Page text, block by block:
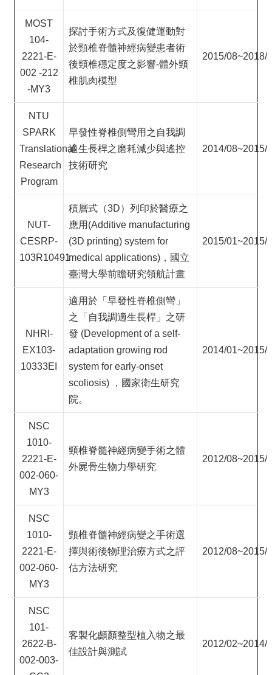
MOST
104-
2221-E-
002 -212
-MY3
探討手術方式及復健運動對
於頸椎脊髓神經病變患者術
後頸椎穩定度之影響-體外頸
椎肌肉模型
2015/08~2018/
NTU
SPARK
Translational
Research
Program
早發性脊椎側彎用之自我調
適生長桿之磨耗減少與遙控
技術研究
2014/08~2015/
NUT-
CESRP-
103R10491
積層式（3D）列印於醫療之
應用(Additive manufacturing
(3D printing) system for
medical applications)，國立
臺灣大學前瞻研究領航計畫
2015/01~2015/
NHRI-
EX103-
10333EI
適用於「早發性脊椎側彎」
之「自我調適生長桿」之研
發 (Development of a self-
adaptation growing rod
system for early-onset
scoliosis) ，國家衛生研究
院。
2014/01~2015/
NSC
1010-
2221-E-
002-060-
MY3
頸椎脊髓神經病變手術之體
外屍骨生物力學研究
2012/08~2015/
NSC
1010-
2221-E-
002-060-
MY3
頸椎脊髓神經病變之手術選
擇與術後物理治療方式之評
估方法研究
2012/08~2015/
NSC
101-
2622-B-
002-003-
客製化顱顏整型植入物之最
佳設計與測試
2012/02~2014/